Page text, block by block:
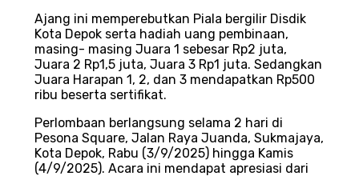
Ajang ini memperebutkan Piala bergilir Disdik
Kota Depok serta hadiah uang pembinaan,
masing- masing Juara 1 sebesar Rp2 juta,
Juara 2 Rp1,5 juta, Juara 3 Rp1 juta. Sedangkan
Juara Harapan 1, 2, dan 3 mendapatkan Rp500
ribu beserta sertifikat.
Perlombaan berlangsung selama 2 hari di
Pesona Square, Jalan Raya Juanda, Sukmajaya,
Kota Depok, Rabu (3/9/2025) hingga Kamis
(4/9/2025). Acara ini mendapat apresiasi dari